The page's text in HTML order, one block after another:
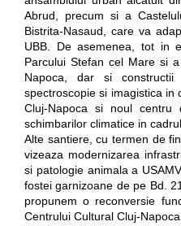
Abrud, precum si a
Bistrita-Nasaud, care va
UBB. De asemenea, tot in
Parcului Stefan cel Mare si
Napoca, dar si
spectroscopie si imagistica in
Cluj-Napoca si noul
schimbarilor climatice in cadrul
Alte santiere, cu termen de
vizeaza modernizarea
si patologie animala a
fostei garnizoane de pe Bd.
propunem o reconversie
Centrului Cultural Cluj-Napoca.